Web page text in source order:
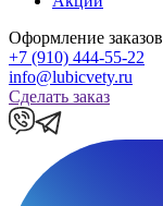
Оформление заказов
+7 (910) 444-55-22
info@lubicvety.ru
Сделать заказ